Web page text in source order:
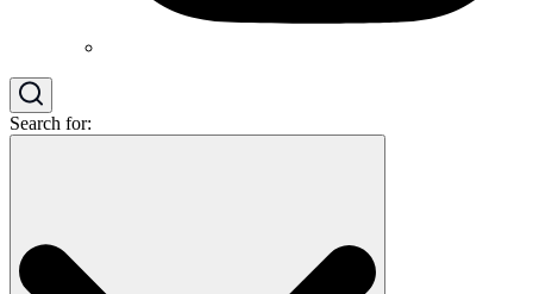
Search for: